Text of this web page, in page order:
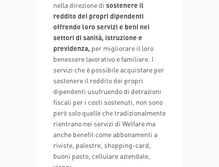
nella direzione di sostenere il
reddito dei propri dipendenti
offrendo loro servizi e beni nei
settori di sanità, istruzione e
previdenza, per migliorare il loro
benessere lavorativo e familiare. I
servizi che è possibile acquistare per
sostenere il reddito dei propri
dipendenti usufruendo di detrazioni
fiscali per i costi sostenuti, non sono
però solo quelle che tradizionalmente
rientrano nei servizi di Welfare ma
anche benefit come abbonamenti a
riviste, palestre, shopping-card,
buoni pasto, cellulare aziendale,